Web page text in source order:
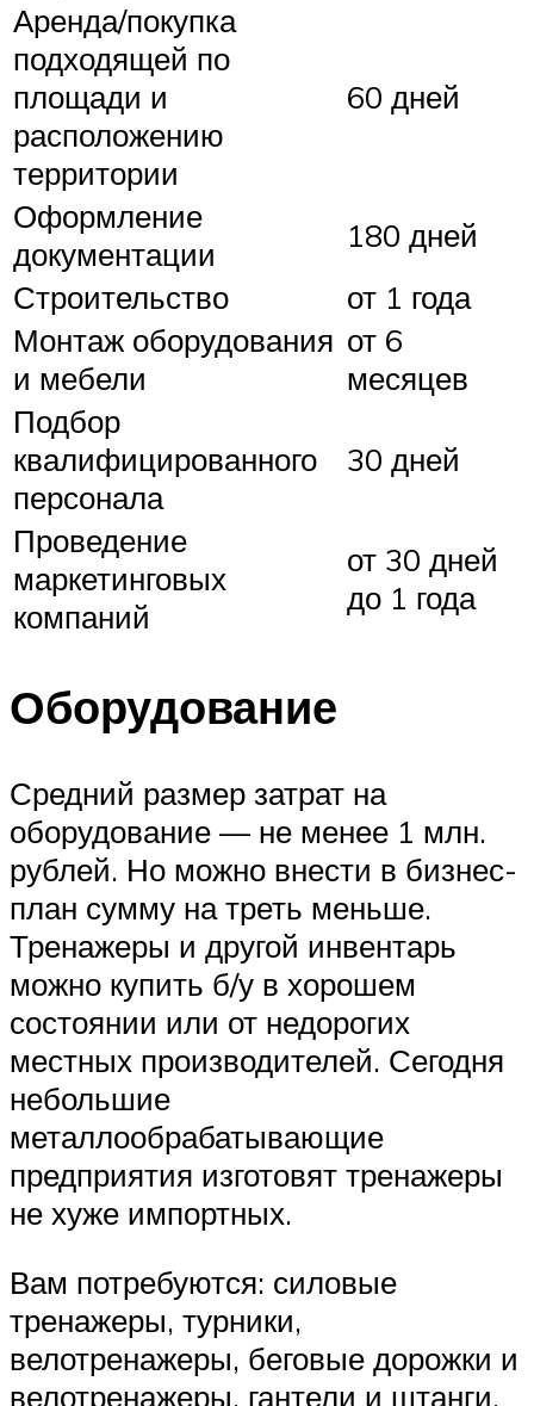
Аренда/покупка
подходящей по
площади и
расположению
территории
60 дней
Оформление
документации
180 дней
Строительство
от 1 года
Монтаж оборудования
и мебели
от 6
месяцев
Подбор
квалифицированного
персонала
30 дней
Проведение
маркетинговых
компаний
от 30 дней
до 1 года
Оборудование
Средний размер затрат на
оборудование — не менее 1 млн.
рублей. Но можно внести в бизнес-
план сумму на треть меньше.
Тренажеры и другой инвентарь
можно купить б/у в хорошем
состоянии или от недорогих
местных производителей. Сегодня
небольшие
металлообрабатывающие
предприятия изготовят тренажеры
не хуже импортных.
Вам потребуются: силовые
тренажеры, турники,
велотренажеры, беговые дорожки и
велотренажеры, гантели и штанги,